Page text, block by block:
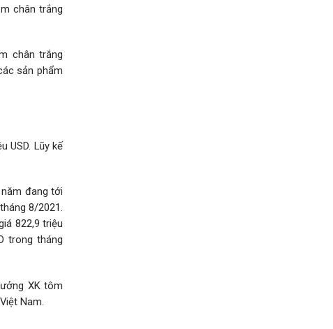
chân trắng
chân trắng
sản phẩm
USD. Lũy kế
đang tới
8/2021.
822,9 triệu
trong tháng
XK tôm
Nam.